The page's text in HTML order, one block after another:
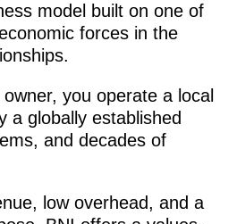
model built on one of
forces in the
you operate a local
a globally established
and decades of
low overhead, and a